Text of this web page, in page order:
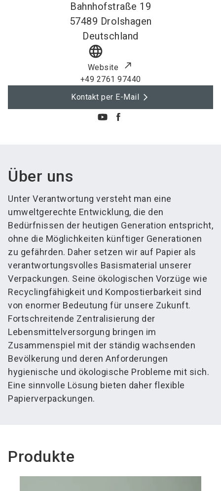
Bahnhofstraße 19
57489 Drolshagen
Deutschland
language
Website
+49 2761 97440
Kontakt per E-Mail
Über uns
Unter Verantwortung versteht man eine
umweltgerechte Entwicklung, die den
Bedürfnissen der heutigen Generation entspricht,
ohne die Möglichkeiten künftiger Generationen
zu gefährden. Daher setzen wir auf Papier als
verantwortungsvolles Basismaterial unserer
Verpackungen. Seine ökologischen Vorzüge wie
Recyclingfähigkeit und Kompostierbarkeit sind
von enormer Bedeutung für unsere Zukunft.
Fortschreitende Zentralisierung der
Lebensmittelversorgung bringen im
Zusammenspiel mit der ständig wachsenden
Bevölkerung und deren Anforderungen
hygienische und ökologische Probleme mit sich.
Eine sinnvolle Lösung bieten daher flexible
Papierverpackungen.
Produkte